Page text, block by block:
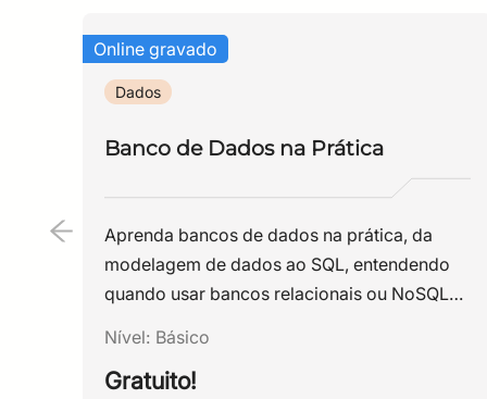
Online gravado
Dados
Banco de Dados na Prática
Aprenda bancos de dados na prática, da
modelagem de dados ao SQL, entendendo
quando usar bancos relacionais ou NoSQL
Nível: Básico
Gratuito!